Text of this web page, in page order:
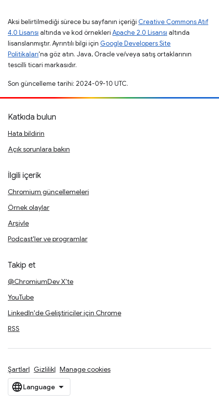
Aksi belirtilmediği sürece bu sayfanın içeriği Creative Commons Atıf
4.0 Lisansı altında ve kod örnekleri Apache 2.0 Lisansı altında
lisanslanmıştır. Ayrıntılı bilgi için Google Developers Site
Politikaları'na göz atın. Java, Oracle ve/veya satış ortaklarının
tescilli ticari markasıdır.
Son güncelleme tarihi: 2024-09-10 UTC.
Katkıda bulun
Hata bildirin
Açık sorunlara bakın
İlgili içerik
Chromium güncellemeleri
Örnek olaylar
Arşivle
Podcast'ler ve programlar
Takip et
@ChromiumDev X'te
YouTube
LinkedIn'de Geliştiriciler için Chrome
RSS
Şartlar Gizlilik Manage cookies